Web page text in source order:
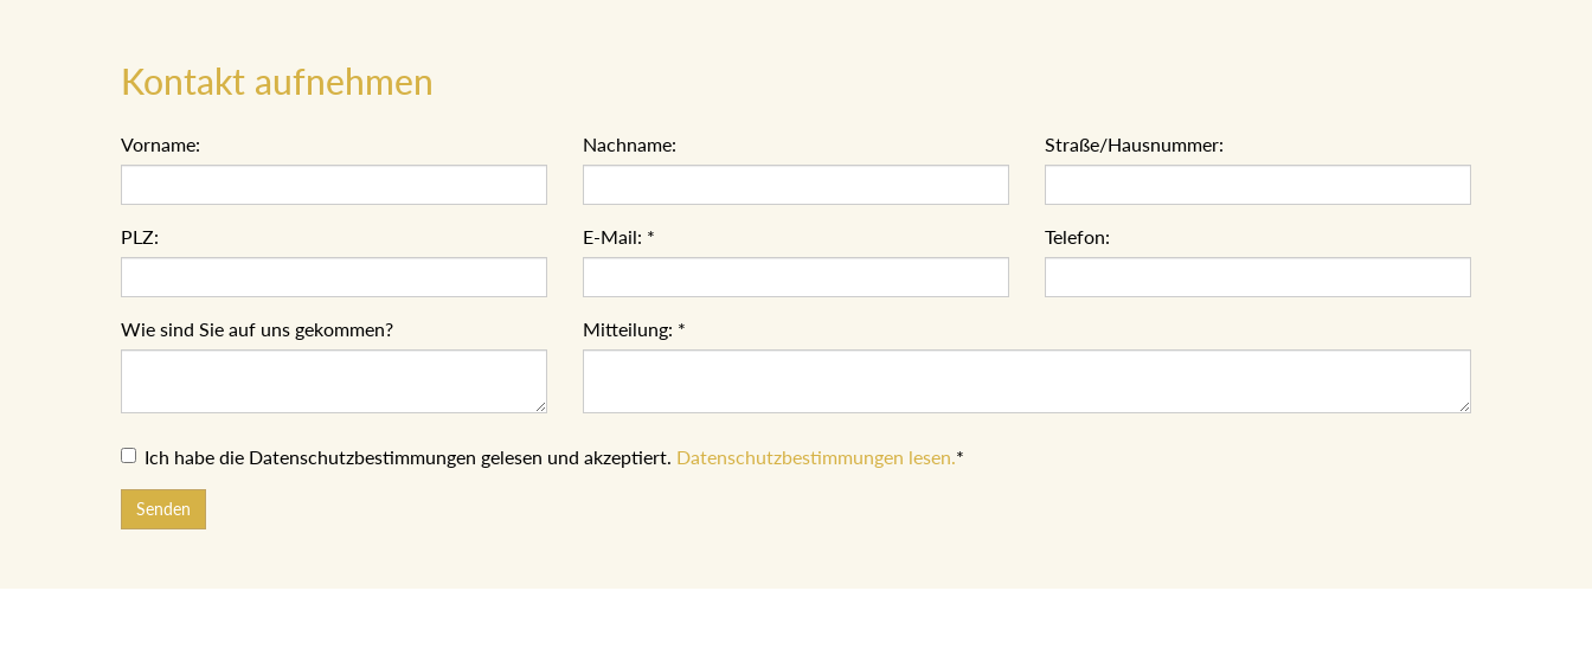
Kontakt aufnehmen
Vorname: Nachname: Straße/Hausnummer:
PLZ: E-Mail: * Telefon:
Wie sind Sie auf uns gekommen? Mitteilung: *
Ich habe die Datenschutzbestimmungen gelesen und akzeptiert. Datenschutzbestimmungen lesen. *
Senden